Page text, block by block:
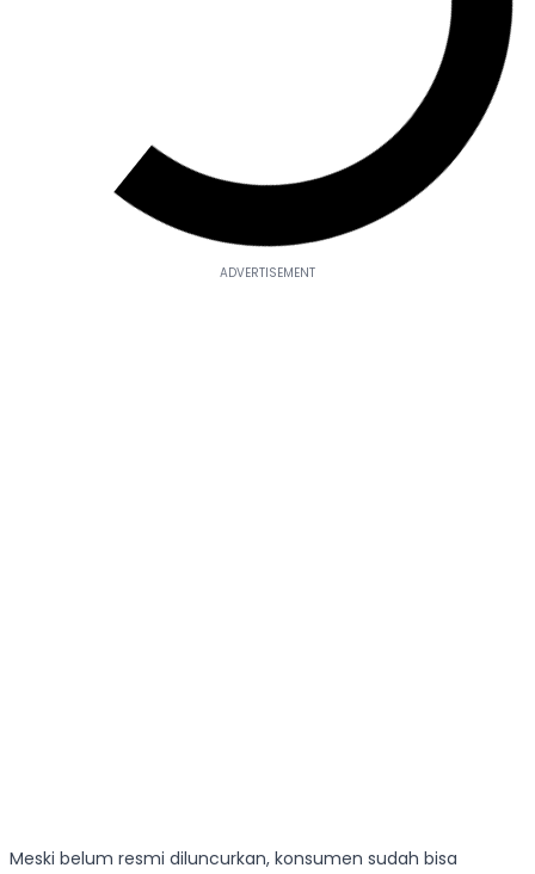
Meski belum resmi diluncurkan, konsumen sudah bisa